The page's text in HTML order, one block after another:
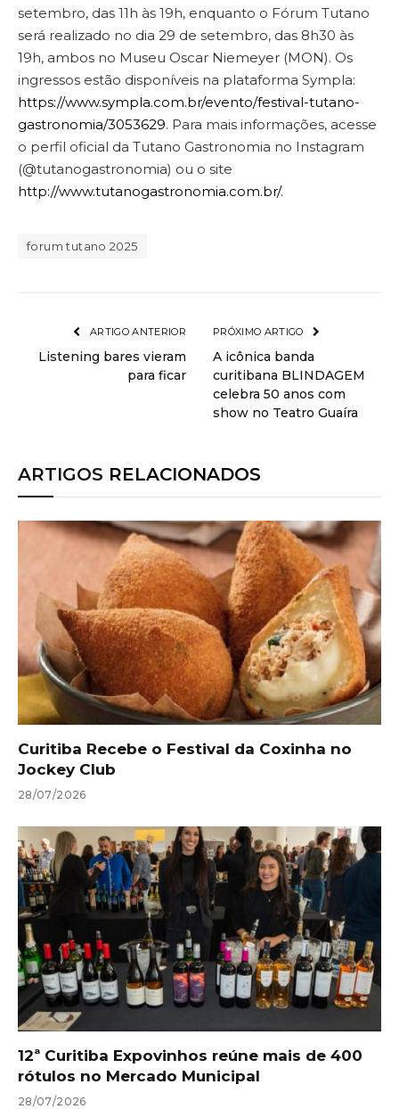
setembro, das 11h às 19h, enquanto o Fórum Tutano
será realizado no dia 29 de setembro, das 8h30 às
19h, ambos no Museu Oscar Niemeyer (MON). Os
ingressos estão disponíveis na plataforma Sympla:
https://www.sympla.com.br/evento/festival-tutano-
gastronomia/3053629. Para mais informações, acesse
o perfil oficial da Tutano Gastronomia no Instagram
(@tutanogastronomia) ou o site
http://www.tutanogastronomia.com.br/.
forum tutano 2025
ARTIGO ANTERIOR
Listening bares vieram
para ficar
PRÓXIMO ARTIGO
A icônica banda
curitibana BLINDAGEM
celebra 50 anos com
show no Teatro Guaíra
ARTIGOS RELACIONADOS
Curitiba Recebe o Festival da Coxinha no
Jockey Club
28/07/2026
12ª Curitiba Expovinhos reúne mais de 400
rótulos no Mercado Municipal
28/07/2026